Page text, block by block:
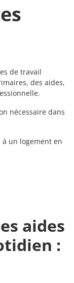
de travail
des aides,
nécessaire dans
à un logement en
aides
: